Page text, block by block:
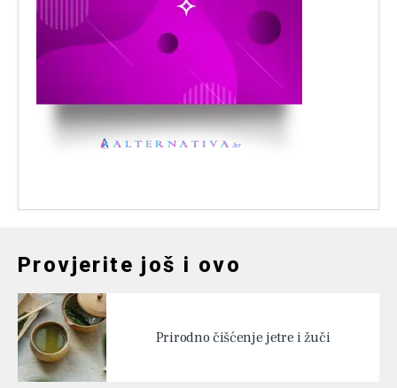
Provjerite još i ovo
Prirodno čišćenje jetre i žuči